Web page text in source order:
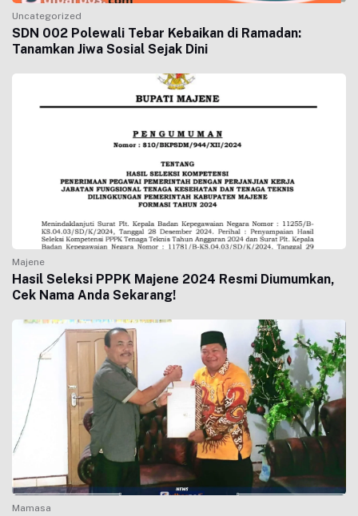
Uncategorized
SDN 002 Polewali Tebar Kebaikan di Ramadan:
Tanamkan Jiwa Sosial Sejak Dini
Majene
Hasil Seleksi PPPK Majene 2024 Resmi Diumumkan,
Cek Nama Anda Sekarang!
Mamasa